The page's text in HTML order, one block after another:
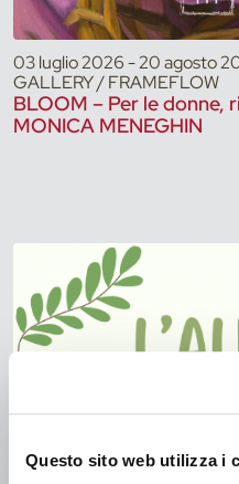
Questo sito web utilizza i
03 luglio 2026 - 20 agosto
GALLERY / FRAMEFLOW
BLOOM – Per le donne,
MONICA MENEGHIN
04 luglio 2026 - 29 agosto
L’Albero delle storie